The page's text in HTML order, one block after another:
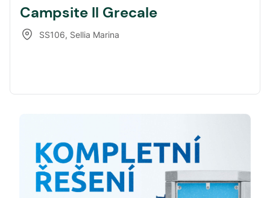
Campsite Il Grecale
SS106, Sellia Marina